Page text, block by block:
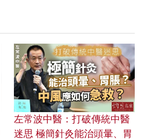
左常波中醫：打破傳統中醫
迷思 極簡針灸能治頭暈、胃